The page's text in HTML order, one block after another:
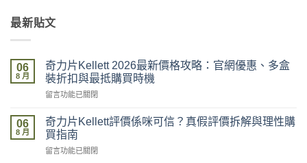
最新貼文
06
8 月
奇力片Kellett 2026最新價格攻略：官網優惠、多盒
裝折扣與最抵購買時機
在
力
片
Kellett
2026
留言功能已關閉
06
8 月
奇力片Kellett評價係咪可信？真假評價拆解與理性購
買指南
在
留言功能已關閉